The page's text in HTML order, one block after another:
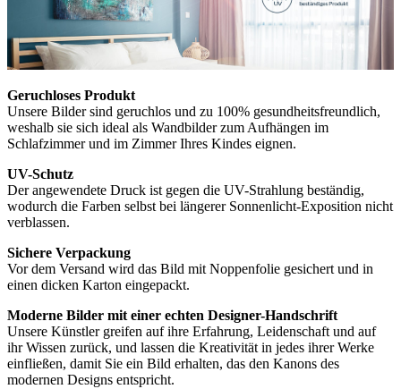
Geruchloses Produkt
Unsere Bilder sind geruchlos und zu 100% gesundheitsfreundlich,
weshalb sie sich ideal als Wandbilder zum Aufhängen im
Schlafzimmer und im Zimmer Ihres Kindes eignen.
UV-Schutz
Der angewendete Druck ist gegen die UV-Strahlung beständig,
wodurch die Farben selbst bei längerer Sonnenlicht-Exposition nicht
verblassen.
Sichere Verpackung
Vor dem Versand wird das Bild mit Noppenfolie gesichert und in
einen dicken Karton eingepackt.
Moderne Bilder mit einer echten Designer-Handschrift
Unsere Künstler greifen auf ihre Erfahrung, Leidenschaft und auf
ihr Wissen zurück, und lassen die Kreativität in jedes ihrer Werke
einfließen, damit Sie ein Bild erhalten, das den Kanons des
modernen Designs entspricht.